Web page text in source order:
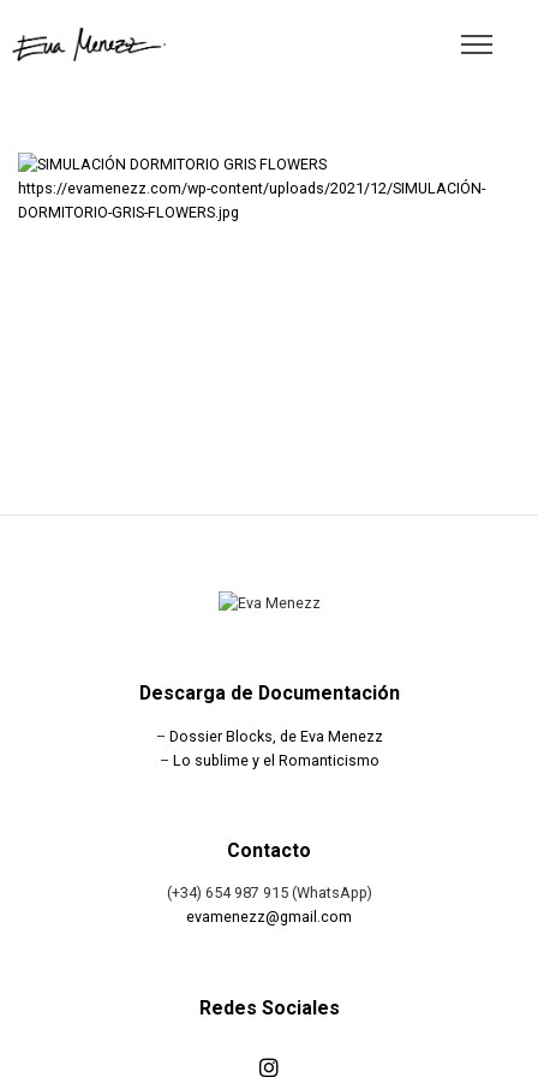
https://evamenezz.com/wp-content/uploads/2021/12/SIMULACIÓN-
DORMITORIO-GRIS-FLOWERS.jpg
Descarga de Documentación
– Dossier Blocks, de Eva Menezz
– Lo sublime y el Romanticismo
Contacto
(+34) 654 987 915 (WhatsApp)
evamenezz@gmail.com
Redes Sociales